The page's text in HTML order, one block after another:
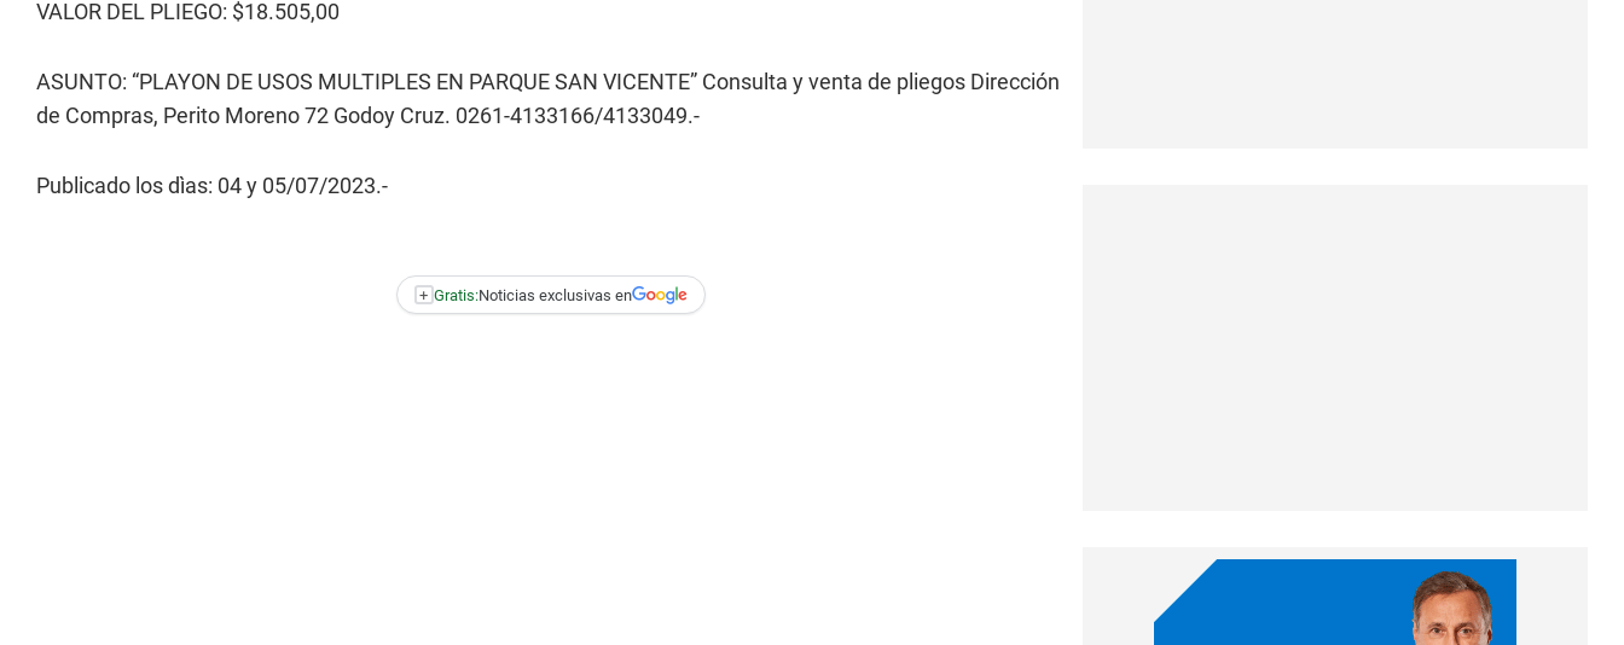
VALOR DEL PLIEGO: $18.505,00
ASUNTO: “PLAYON DE USOS MULTIPLES EN PARQUE SAN VICENTE” Consulta y venta de pliegos Dirección
de Compras, Perito Moreno 72 Godoy Cruz. 0261-4133166/4133049.-
Publicado los dìas: 04 y 05/07/2023.-
+ Gratis:Noticias exclusivas en